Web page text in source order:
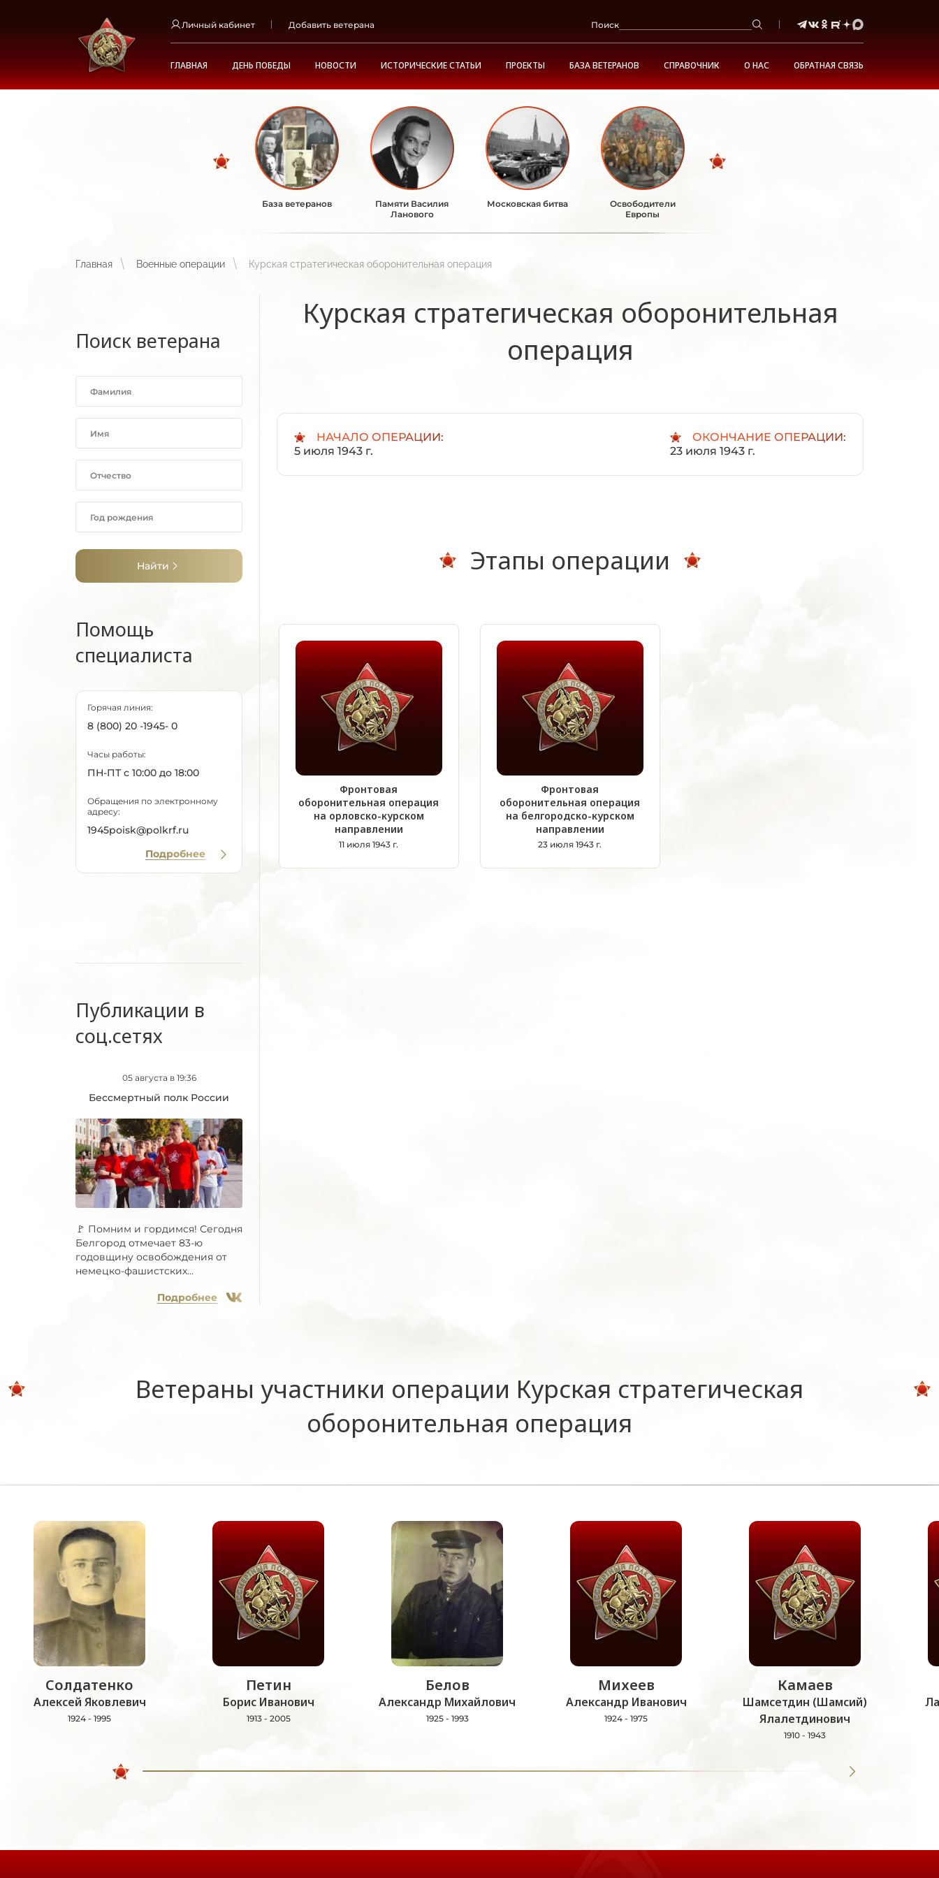
Личный кабинет Добавить ветерана Поиск
ГЛАВНАЯ ДЕНЬ ПОБЕДЫ НОВОСТИ ИСТОРИЧЕСКИЕ СТАТЬИ ПРОЕКТЫ БАЗА ВЕТЕРАНОВ СПРАВОЧНИК О НАС ОБРАТНАЯ СВЯЗЬ
База ветеранов
Памяти Василия
Ланового
Московская битва
Освободители
Европы
Главная Военные операции Курская стратегическая оборонительная операция
Поиск ветерана
Найти
Помощь
специалиста
Горячая линия:
8 (800) 20 -1945- 0
Часы работы:
ПН-ПТ с 10:00 до 18:00
Обращения по электронному
адресу:
1945poisk@polkrf.ru
Подробнее
Публикации в
соц.сетях
05 августа в 19:36
Бессмертный полк России
🚩 Помним и гордимся! Сегодня
Белгород отмечает 83-ю
годовщину освобождения от
немецко-фашистских...
Подробнее
Курская стратегическая оборонительная
операция
НАЧАЛО ОПЕРАЦИИ:
5 июля 1943 г.
ОКОНЧАНИЕ ОПЕРАЦИИ:
23 июля 1943 г.
Этапы операции
Фронтовая
оборонительная операция
на орловско-курском
направлении
11 июля 1943 г.
Фронтовая
оборонительная операция
на белгородско-курском
направлении
23 июля 1943 г.
Ветераны участники операции Курская стратегическая
оборонительная операция
Солдатенко
Алексей Яковлевич
1924 - 1995
Петин
Борис Иванович
1913 - 2005
Белов
Александр Михайлович
1925 - 1993
Михеев
Александр Иванович
1924 - 1975
Камаев
Шамсетдин (Шамсий)
Ялалетдинович
1910 - 1943